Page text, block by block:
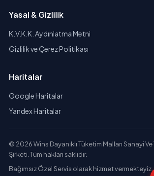
Yasal & Gizlilik
K.V.K.K. Aydınlatma Metni
Gizlilik ve Çerez Politikası
Haritalar
Google Haritalar
Yandex Haritalar
© 2026 Wins Dayanıklı Tüketim Malları Sanayi
Şirketi. Tüm hakları saklıdır.
Bağımsız Özel Servis olarak hizmet vermekteyiz.